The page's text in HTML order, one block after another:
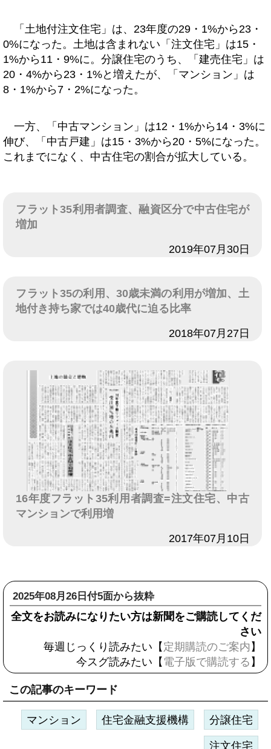
「土地付注文住宅」は、23年度の29・1%から23・
0%になった。土地は含まれない「注文住宅」は15・
1%から11・9%に。分譲住宅のうち、「建売住宅」は
20・4%から23・1%と増えたが、「マンション」は
8・1%から7・2%になった。
一方、「中古マンション」は12・1%から14・3%に
伸び、「中古戸建」は15・3%から20・5%になった。
これまでになく、中古住宅の割合が拡大している。
フラット35利用者調査、融資区分で中古住宅が
増加
2019年07月30日
フラット35の利用、30歳未満の利用が増加、土
地付き持ち家では40歳代に迫る比率
2018年07月27日
16年度フラット35利用者調査=注文住宅、中古
マンションで利用増
2017年07月10日
2025年08月26日付5面から抜粋
全文をお読みになりたい方は新聞をご購読してくだ
さい
毎週じっくり読みたい【 定期購読のご案内 】
今スグ読みたい【 電子版で購読する 】
この記事のキーワード
マンション 住宅金融支援機構 分譲住宅
注文住宅